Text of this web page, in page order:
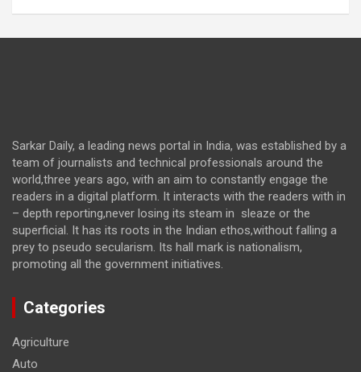
Sarkar Daily, a leading news portal in India, was established by a
team of journalists and technical professionals around the
world,three years ago, with an aim to constantly engage the
readers in a digital platform. It interacts with the readers with in
– depth reporting,never losing its steam in sleaze or the
superficial. It has its roots in the Indian ethos,without falling a
prey to pseudo secularism. Its hall mark is nationalism,
promoting all the government initiatives.
Categories
Agriculture
Auto